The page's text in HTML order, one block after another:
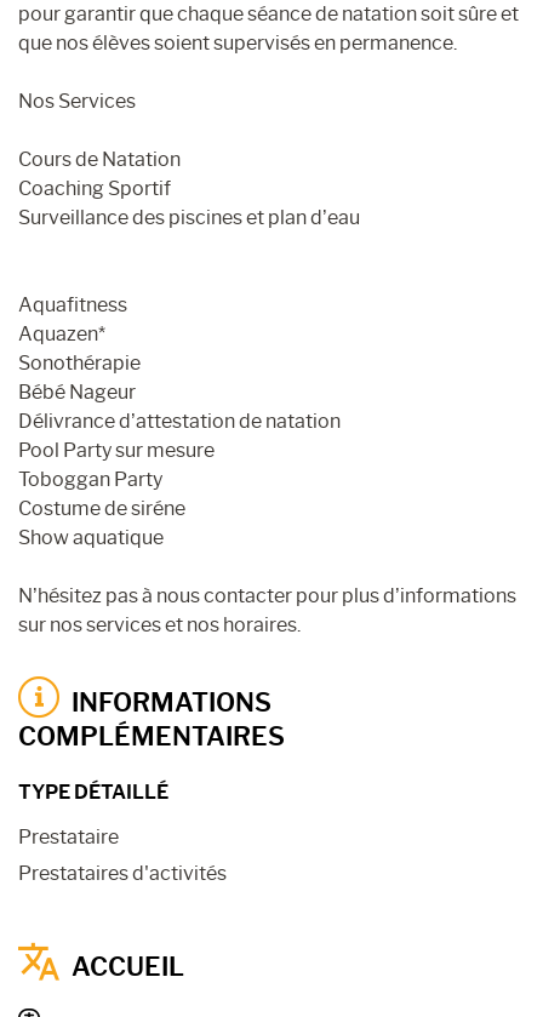
pour garantir que chaque séance de natation soit sûre et
que nos élèves soient supervisés en permanence.
Nos Services
Cours de Natation
Coaching Sportif
Surveillance des piscines et plan d’eau
Aquafitness
Aquazen*
Sonothérapie
Bébé Nageur
Délivrance d’attestation de natation
Pool Party sur mesure
Toboggan Party
Costume de siréne
Show aquatique
N’hésitez pas à nous contacter pour plus d’informations
sur nos services et nos horaires.
INFORMATIONS
COMPLÉMENTAIRES
TYPE DÉTAILLÉ
Prestataire
Prestataires d'activités
ACCUEIL